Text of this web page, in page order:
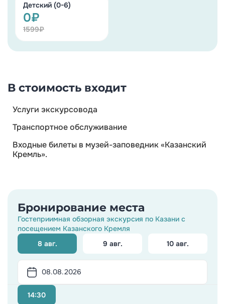
Детский (0-6)
0₽
1599₽
В стоимость входит
Услуги экскурсовода
Транспортное обслуживание
Входные билеты в музей-заповедник «Казанский
Кремль».
Бронирование места
Гостеприимная обзорная экскурсия по Казани с
посещением Казанского Кремля
8 авг.
9 авг. 10 авг.
14:30